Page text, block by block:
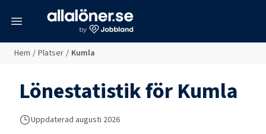
Hem / Platser / Kumla
Lönestatistik förKumla
Uppdaterad augusti 2026